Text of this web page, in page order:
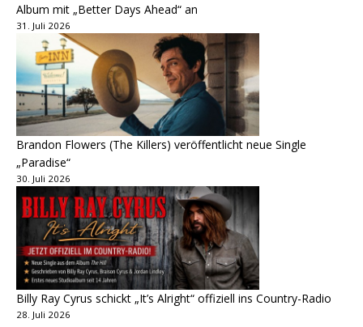
Album mit „Better Days Ahead“ an
31. Juli 2026
Brandon Flowers (The Killers) veröffentlicht neue Single
„Paradise“
30. Juli 2026
Billy Ray Cyrus schickt „It’s Alright“ offiziell ins Country-Radio
28. Juli 2026